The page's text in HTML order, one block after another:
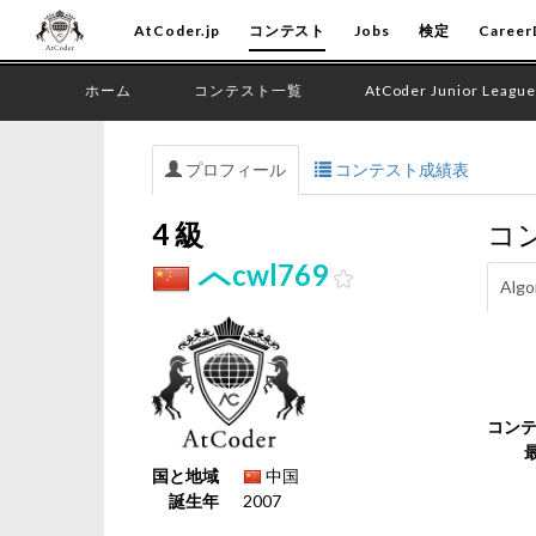
AtCoder.jp コンテスト Jobs 検定
ホーム コンテスト一覧 AtCoder Junior League
プロフィール コンテスト成績表
4 級
cwl769
国と地域
中国
誕生年
2007
コ
コン